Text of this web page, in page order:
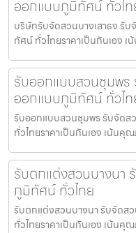
ออกแบบภูมิทัศน์ ทั่วไ
บริษัทรับจัดสวนบางเสาธง รั
ทัศน์ ทั่วไทยราคาเป็นกันเอง
รับออกแบบสวนชุมพร
ออกแบบภูมิทัศน์ ทั่วไ
รับออกแบบสวนชุมพร รับจัด
ทั่วไทยราคาเป็นกันเอง เน้น
รับตกแต่งสวนบางนา
ภูมิทัศน์ ทั่วไทย
รับตกแต่งสวนบางนา รับจัด
ทั่วไทยราคาเป็นกันเอง เน้น